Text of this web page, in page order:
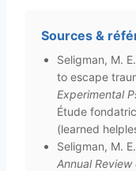
Sources &
Seligman, M.
to escape
Experimental
Étude
(learned
Seligman, M.
Annual